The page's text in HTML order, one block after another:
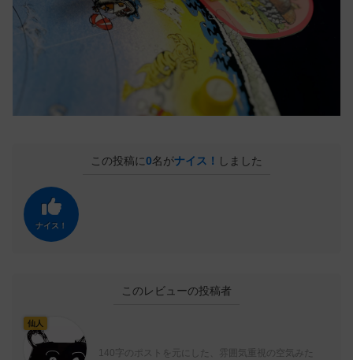
この投稿に0名がナイス！ しました
ナイス！
このレビューの投稿者
仙人
140字のポストを元にした、雰囲気重視の空気みた